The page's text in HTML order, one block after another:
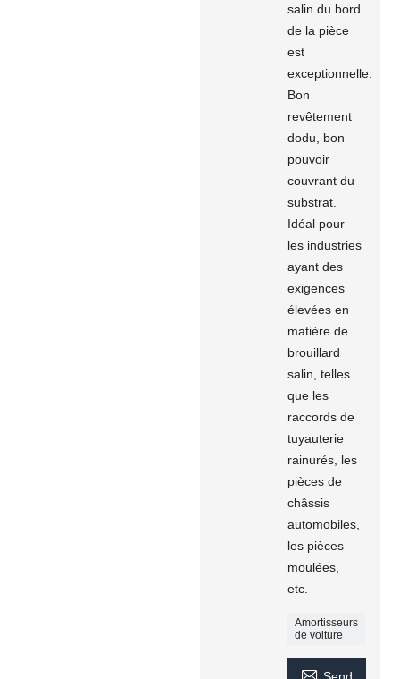
salin du bord
de la pièce
est
exceptionnelle.
Bon
revêtement
dodu, bon
pouvoir
couvrant du
substrat.
Idéal pour
les industries
ayant des
exigences
élevées en
matière de
brouillard
salin, telles
que les
raccords de
tuyauterie
rainurés, les
pièces de
châssis
automobiles,
les pièces
moulées,
etc.
Amortisseurs
de voiture
 Send